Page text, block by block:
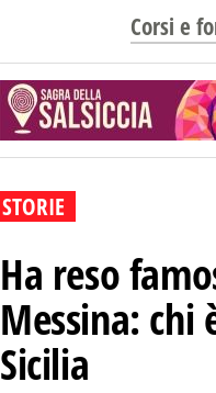
Corsi e
STORIE
Ha reso
Messina: chi
Sicilia